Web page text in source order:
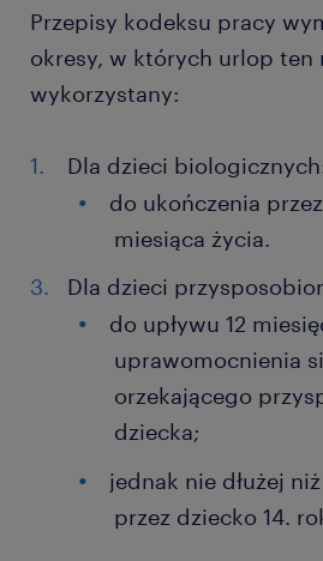
Przepisy kodeksu pracy
okresy, w których urlop ten
wykorzystany:
Dla dzieci
do ukończenia
miesiąca życia.
Dla dzieci
do upływu 12
uprawomocnienia
orzekającego
dziecka;
jednak nie dłużej
przez dziecko 14.